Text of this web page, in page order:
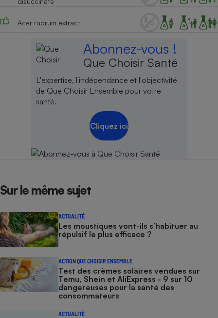
Acer rubrum extract
Abonnez-vous !
Que Choisir Santé
L'expertise, l'indépendance et l'objectivité
de Que Choisir Ensemble pour votre
santé.
Cliquez ici
Sur le même sujet
ACTUALITÉ
Les moustiques vont-ils s’habituer au
répulsif le plus efficace ?
ACTION QUE CHOISIR ENSEMBLE
Test des crèmes solaires vendues sur
Temu, Shein et AliExpress - 9 sur 10
dangereuses pour la santé des
consommateurs
ACTUALITÉ